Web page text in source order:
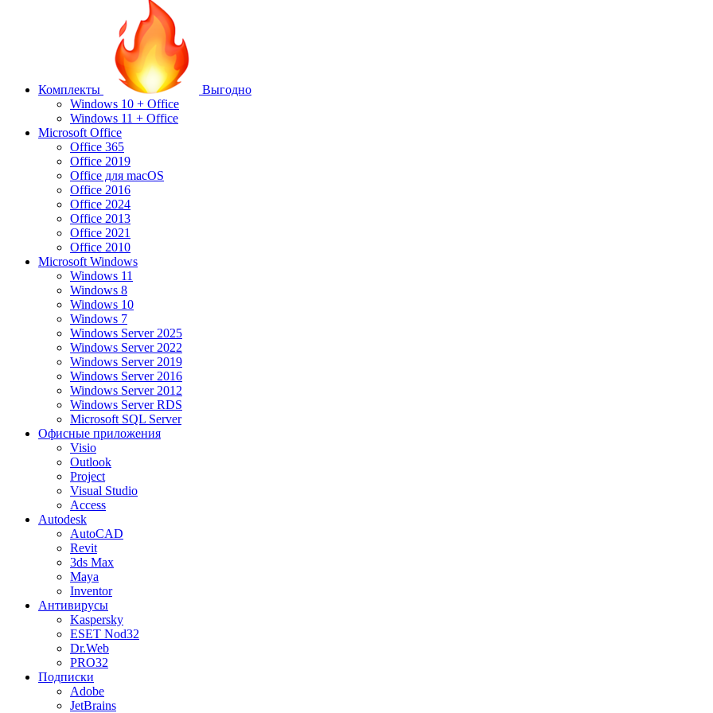
Комплекты
Выгодно
Windows 10 + Office
Windows 11 + Office
Microsoft Office
Office 365
Office 2019
Office для macOS
Office 2016
Office 2024
Office 2013
Office 2021
Office 2010
Microsoft Windows
Windows 11
Windows 8
Windows 10
Windows 7
Windows Server 2025
Windows Server 2022
Windows Server 2019
Windows Server 2016
Windows Server 2012
Windows Server RDS
Microsoft SQL Server
Офисные приложения
Visio
Outlook
Project
Visual Studio
Access
Autodesk
AutoCAD
Revit
3ds Max
Maya
Inventor
Антивирусы
Kaspersky
ESET Nod32
Dr.Web
PRO32
Подписки
Adobe
JetBrains